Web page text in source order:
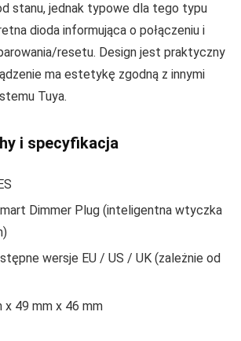
stanu, jednak typowe dla tego typu
dioda informująca o połączeniu i
resetu. Design jest praktyczny
ma estetykę zgodną z innymi
Tuya.
i specyfikacja
Dimmer Plug (inteligentna wtyczka
wersje EU / US / UK (zależnie od
x 49 mm x 46 mm